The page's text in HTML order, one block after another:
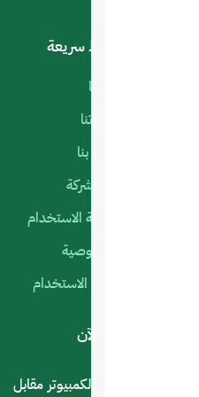
روابط سريعة
أعمالنا
منتجاتنا
اتصل بنا
عن الشركة
سياسة الاستخدام
الخصوصية
شروط الاستخدام
.. اتصل بنا الآن
- حي العليا سوق الكمبيوتر مقابل